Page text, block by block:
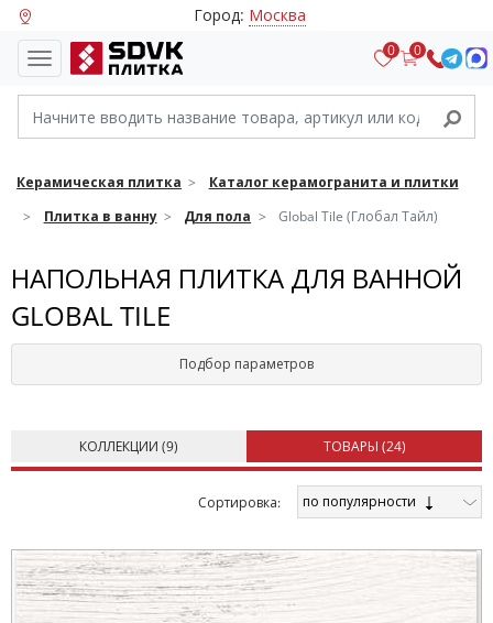
Город: Москва
0 0
Керамическая плитка
Каталог керамогранита и плитки
Плитка в ванну
Для пола Global Tile (Глобал Тайл)
НАПОЛЬНАЯ ПЛИТКА ДЛЯ ВАННОЙ
GLOBAL TILE
Подбор параметров
КОЛЛЕКЦИИ (9) ТОВАРЫ (24)
Cортировка: по популярности